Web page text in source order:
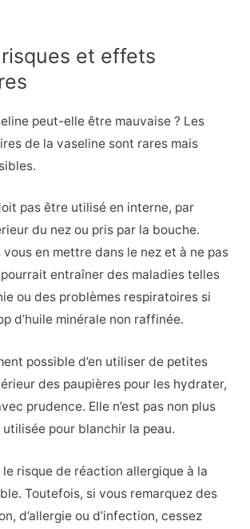
et effets
peut-elle être mauvaise ? Les
de la vaseline sont rares mais
pas être utilisé en interne, par
du nez ou pris par la bouche.
vous en mettre dans le nez et à ne pas
pourrait entraîner des maladies telles
ou des problèmes respiratoires si
d’huile minérale non raffinée.
possible d’en utiliser de petites
des paupières pour les hydrater,
prudence. Elle n’est pas non plus
pour blanchir la peau.
le risque de réaction allergique à la
Toutefois, si vous remarquez des
d’allergie ou d’infection, cessez